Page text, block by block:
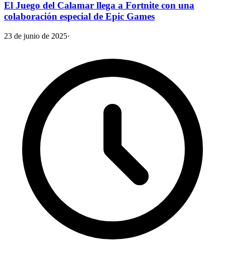
El Juego del Calamar llega a Fortnite con una
colaboración especial de Epic Games
23 de junio de 2025·